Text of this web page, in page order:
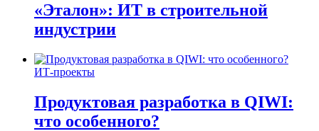
«Эталон»: ИТ в строительной
индустрии
ИТ-проекты
Продуктовая разработка в QIWI:
что особенного?